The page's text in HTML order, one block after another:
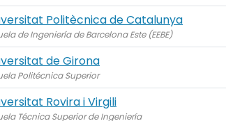
Politècnica de Catalunya
de Ingeniería de Barcelona Este (EEBE)
de Girona
Politécnica Superior
Rovira i Virgili
Técnica Superior de Ingeniería